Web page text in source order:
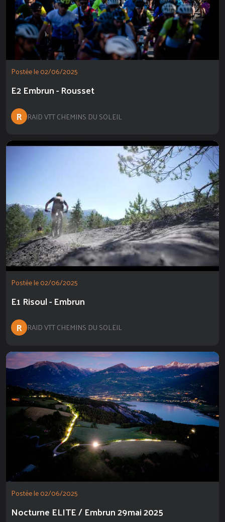
Postée le 02/06/2025
E2 Embrun - Rousset
R RAID VTT CHEMINS DU SOLEIL
Postée le 02/06/2025
E1 Risoul - Embrun
R RAID VTT CHEMINS DU SOLEIL
Postée le 02/06/2025
Nocturne ELITE / Embrun 29mai 2025